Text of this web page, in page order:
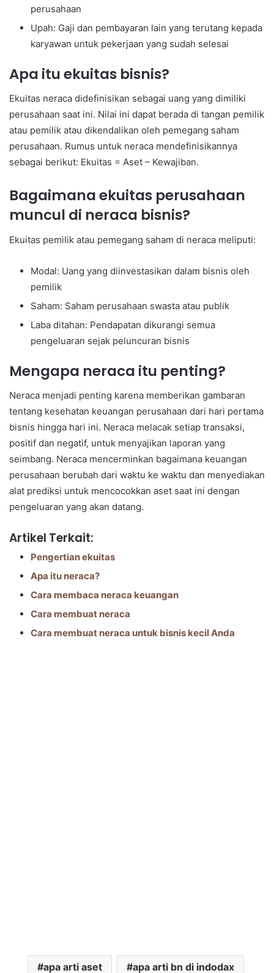
perusahaan
Upah: Gaji dan pembayaran lain yang terutang kepada
karyawan untuk pekerjaan yang sudah selesai
Apa itu ekuitas bisnis?
Ekuitas neraca didefinisikan sebagai uang yang dimiliki
perusahaan saat ini. Nilai ini dapat berada di tangan pemilik
atau pemilik atau dikendalikan oleh pemegang saham
perusahaan. Rumus untuk neraca mendefinisikannya
sebagai berikut: Ekuitas = Aset – Kewajiban.
Bagaimana ekuitas perusahaan
muncul di neraca bisnis?
Ekuitas pemilik atau pemegang saham di neraca meliputi:
Modal: Uang yang diinvestasikan dalam bisnis oleh
pemilik
Saham: Saham perusahaan swasta atau publik
Laba ditahan: Pendapatan dikurangi semua
pengeluaran sejak peluncuran bisnis
Mengapa neraca itu penting?
Neraca menjadi penting karena memberikan gambaran
tentang kesehatan keuangan perusahaan dari hari pertama
bisnis hingga hari ini. Neraca melacak setiap transaksi,
positif dan negatif, untuk menyajikan laporan yang
seimbang. Neraca mencerminkan bagaimana keuangan
perusahaan berubah dari waktu ke waktu dan menyediakan
alat prediksi untuk mencocokkan aset saat ini dengan
pengeluaran yang akan datang.
Artikel Terkait:
Pengertian ekuitas
Apa itu neraca?
Cara membaca neraca keuangan
Cara membuat neraca
Cara membuat neraca untuk bisnis kecil Anda
apa arti aset apa arti bn di indodax